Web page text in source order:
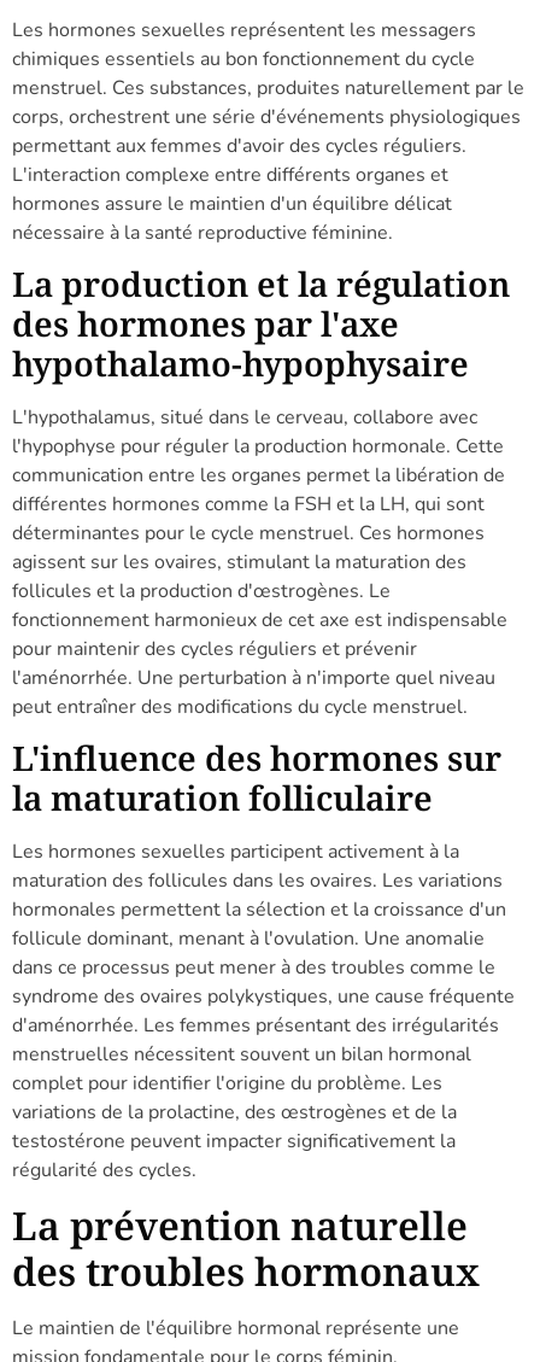
Les hormones sexuelles représentent les messagers
chimiques essentiels au bon fonctionnement du cycle
menstruel. Ces substances, produites naturellement par le
corps, orchestrent une série d'événements physiologiques
permettant aux femmes d'avoir des cycles réguliers.
L'interaction complexe entre différents organes et
hormones assure le maintien d'un équilibre délicat
nécessaire à la santé reproductive féminine.
La production et la régulation
des hormones par l'axe
hypothalamo-hypophysaire
L'hypothalamus, situé dans le cerveau, collabore avec
l'hypophyse pour réguler la production hormonale. Cette
communication entre les organes permet la libération de
différentes hormones comme la FSH et la LH, qui sont
déterminantes pour le cycle menstruel. Ces hormones
agissent sur les ovaires, stimulant la maturation des
follicules et la production d'œstrogènes. Le
fonctionnement harmonieux de cet axe est indispensable
pour maintenir des cycles réguliers et prévenir
l'aménorrhée. Une perturbation à n'importe quel niveau
peut entraîner des modifications du cycle menstruel.
L'influence des hormones sur
la maturation folliculaire
Les hormones sexuelles participent activement à la
maturation des follicules dans les ovaires. Les variations
hormonales permettent la sélection et la croissance d'un
follicule dominant, menant à l'ovulation. Une anomalie
dans ce processus peut mener à des troubles comme le
syndrome des ovaires polykystiques, une cause fréquente
d'aménorrhée. Les femmes présentant des irrégularités
menstruelles nécessitent souvent un bilan hormonal
complet pour identifier l'origine du problème. Les
variations de la prolactine, des œstrogènes et de la
testostérone peuvent impacter significativement la
régularité des cycles.
La prévention naturelle
des troubles hormonaux
Le maintien de l'équilibre hormonal représente une